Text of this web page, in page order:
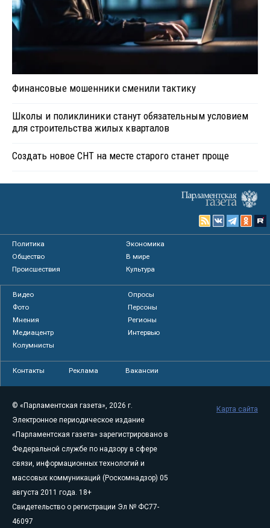
Финансовые мошенники сменили тактику
Школы и поликлиники станут обязательным условием
для строительства жилых кварталов
Создать новое СНТ на месте старого станет проще
Политика
Экономика
Общество
В мире
Происшествия
Культура
Видео
Опросы
Фото
Персоны
Мнения
Регионы
Медиацентр
Интервью
Колумнисты
Контакты Реклама Вакансии
© «Парламентская газета», 2026 г.
Электронное периодическое издание
«Парламентская газета» зарегистрировано в
Федеральной службе по надзору в сфере
связи, информационных технологий и
массовых коммуникаций (Роскомнадзор) 05
августа 2011 года. 18+
Свидетельство о регистрации Эл № ФС77-
46097
Карта сайта